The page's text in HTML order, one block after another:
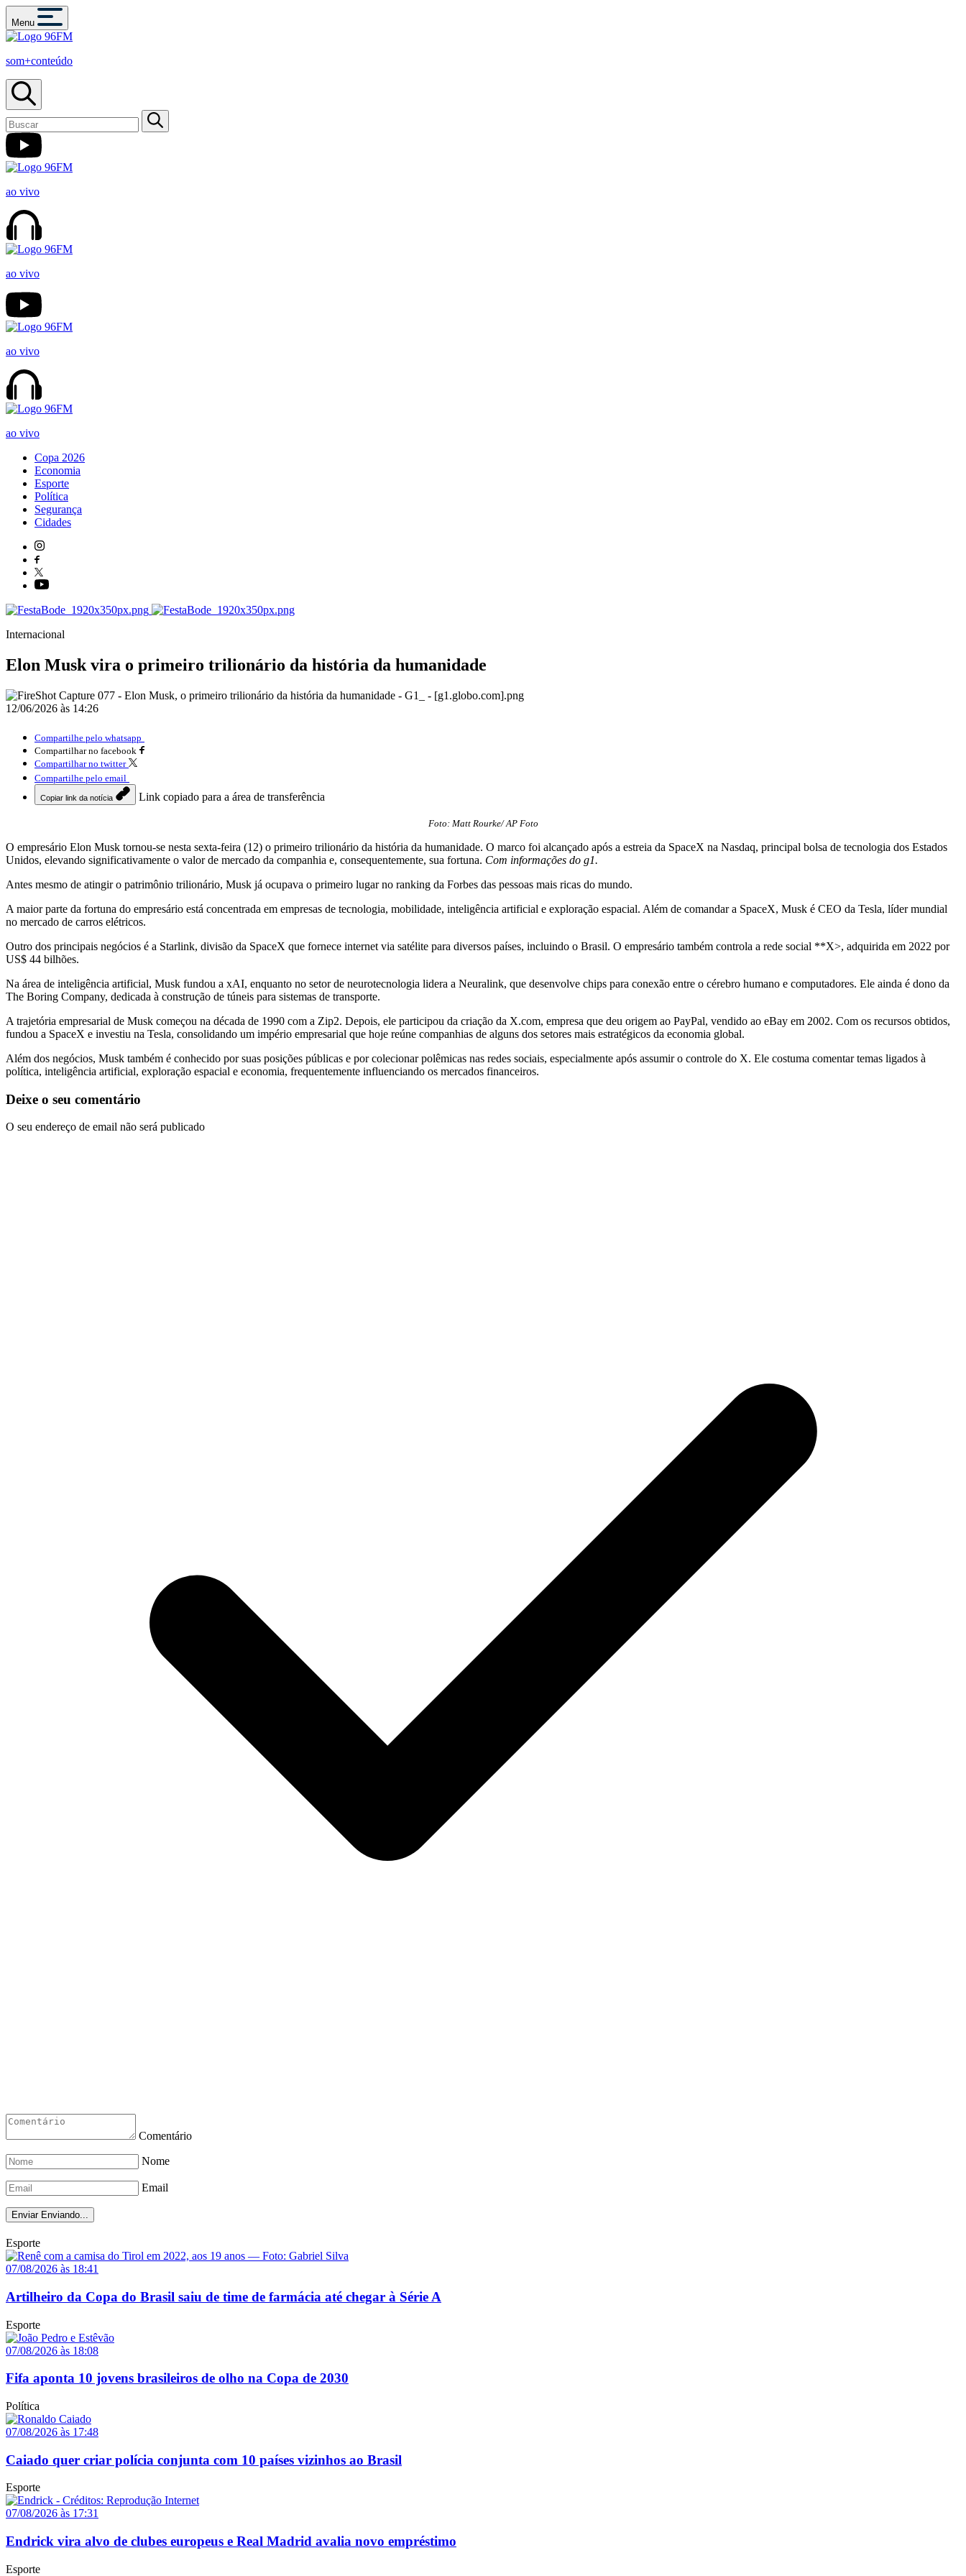
Menu
som+conteúdo
ao vivo
ao vivo
ao vivo
ao vivo
Copa 2026
Economia
Esporte
Política
Segurança
Cidades
Internacional
Elon Musk vira o primeiro trilionário da história da humanidade
12/06/2026 às 14:26
Compartilhe pelo whatsapp
Compartilhar no facebook
Compartilhar no twitter
Compartilhe pelo email
Copiar link da notícia Link copiado para a área de transferência
Foto: Matt Rourke/ AP Foto
O empresário Elon Musk tornou-se nesta sexta-feira (12) o primeiro trilionário da história da humanidade. O marco foi alcançado após a estreia da SpaceX na Nasdaq, principal bolsa de tecnologia dos Estados
Unidos, elevando significativamente o valor de mercado da companhia e, consequentemente, sua fortuna. Com informações do g1.
Antes mesmo de atingir o patrimônio trilionário, Musk já ocupava o primeiro lugar no ranking da Forbes das pessoas mais ricas do mundo.
A maior parte da fortuna do empresário está concentrada em empresas de tecnologia, mobilidade, inteligência artificial e exploração espacial. Além de comandar a SpaceX, Musk é CEO da Tesla, líder mundial
no mercado de carros elétricos.
Outro dos principais negócios é a Starlink, divisão da SpaceX que fornece internet via satélite para diversos países, incluindo o Brasil. O empresário também controla a rede social **X>, adquirida em 2022 por
US$ 44 bilhões.
Na área de inteligência artificial, Musk fundou a xAI, enquanto no setor de neurotecnologia lidera a Neuralink, que desenvolve chips para conexão entre o cérebro humano e computadores. Ele ainda é dono da
The Boring Company, dedicada à construção de túneis para sistemas de transporte.
A trajetória empresarial de Musk começou na década de 1990 com a Zip2. Depois, ele participou da criação da X.com, empresa que deu origem ao PayPal, vendido ao eBay em 2002. Com os recursos obtidos,
fundou a SpaceX e investiu na Tesla, consolidando um império empresarial que hoje reúne companhias de alguns dos setores mais estratégicos da economia global.
Além dos negócios, Musk também é conhecido por suas posições públicas e por colecionar polêmicas nas redes sociais, especialmente após assumir o controle do X. Ele costuma comentar temas ligados à
política, inteligência artificial, exploração espacial e economia, frequentemente influenciando os mercados financeiros.
Deixe o seu comentário
O seu endereço de email não será publicado
Comentário
Nome
Email
Enviar Enviando...
Esporte
07/08/2026 às 18:41
Artilheiro da Copa do Brasil saiu de time de farmácia até chegar à Série A
Esporte
07/08/2026 às 18:08
Fifa aponta 10 jovens brasileiros de olho na Copa de 2030
Política
07/08/2026 às 17:48
Caiado quer criar polícia conjunta com 10 países vizinhos ao Brasil
Esporte
07/08/2026 às 17:31
Endrick vira alvo de clubes europeus e Real Madrid avalia novo empréstimo
Esporte